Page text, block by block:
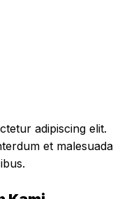
adipiscing elit.
et malesuada